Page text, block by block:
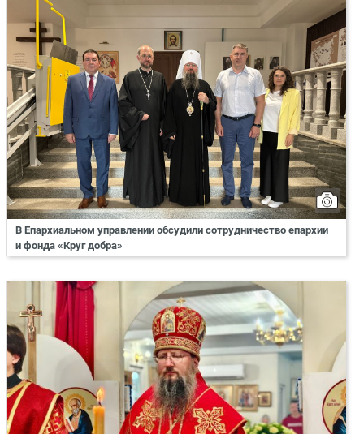
В Епархиальном управлении обсудили сотрудничество епархии
и фонда «Круг добра»